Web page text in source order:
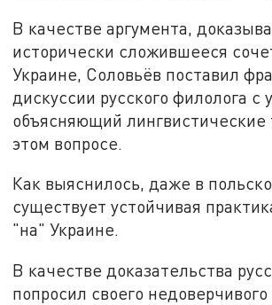
В качестве аргумента,
исторически сложившееся
Украине, Соловьёв поставил
дискуссии русского филолога с
объясняющий лингвистические
этом вопросе.
Как выяснилось, даже в
существует устойчивая
"на" Украине.
В качестве доказательства
попросил своего